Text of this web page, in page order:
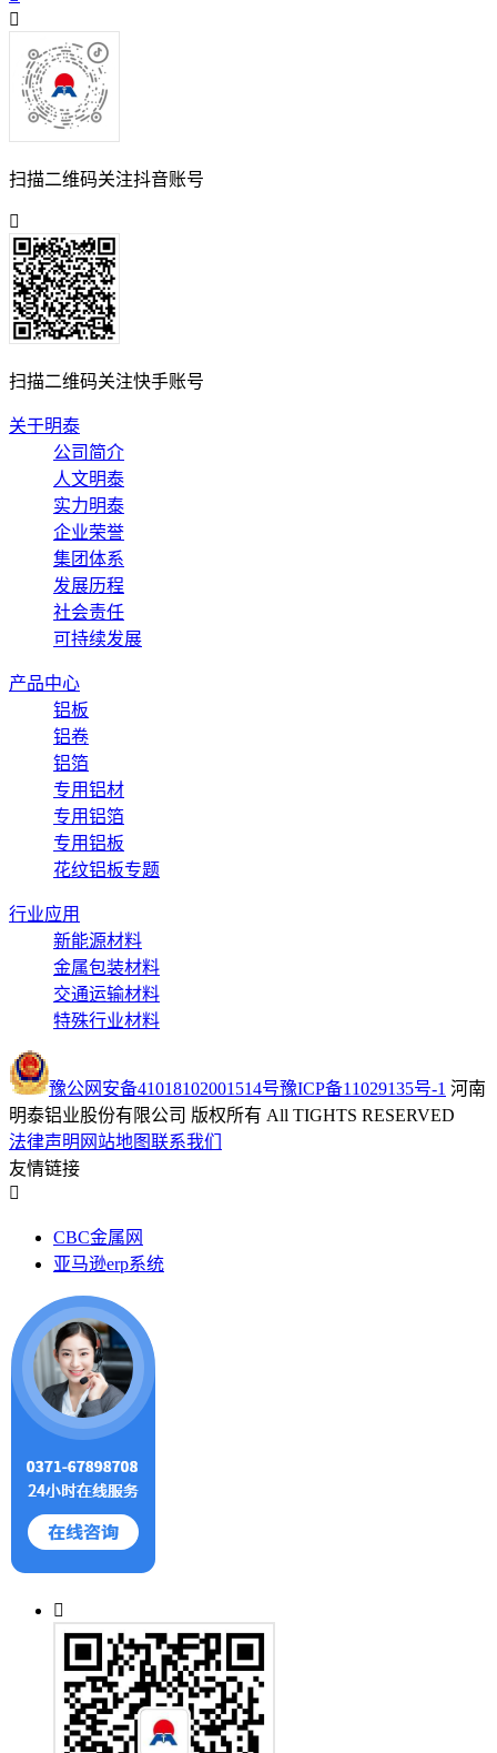
扫描二维码关注抖音账号
扫描二维码关注快手账号
关于明泰
公司简介
人文明泰
实力明泰
企业荣誉
集团体系
发展历程
社会责任
可持续发展
产品中心
铝板
铝卷
铝箔
专用铝材
专用铝箔
专用铝板
花纹铝板专题
行业应用
新能源材料
金属包装材料
交通运输材料
特殊行业材料
豫公网安备41018102001514号豫ICP备11029135号-1 河南
明泰铝业股份有限公司 版权所有 All TIGHTS RESERVED
法律声明 网站地图联系我们
友情链接
CBC金属网
亚马逊erp系统